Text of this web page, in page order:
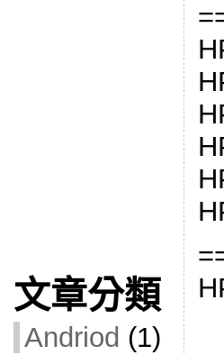
文章分類
Andriod (1)